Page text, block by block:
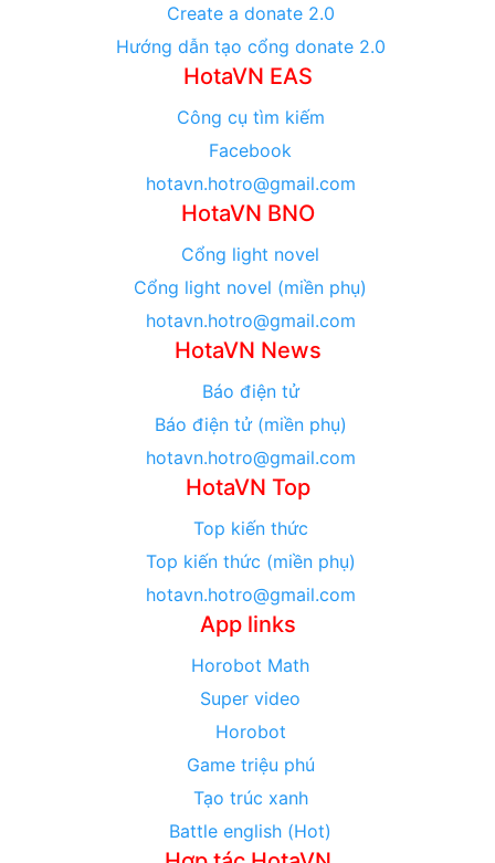
Create a donate 2.0
Hướng dẫn tạo cổng donate 2.0
HotaVN EAS
Công cụ tìm kiếm
Facebook
hotavn.hotro@gmail.com
HotaVN BNO
Cổng light novel
Cổng light novel (miền phụ)
hotavn.hotro@gmail.com
HotaVN News
Báo điện tử
Báo điện tử (miền phụ)
hotavn.hotro@gmail.com
HotaVN Top
Top kiến thức
Top kiến thức (miền phụ)
hotavn.hotro@gmail.com
App links
Horobot Math
Super video
Horobot
Game triệu phú
Tạo trúc xanh
Battle english (Hot)